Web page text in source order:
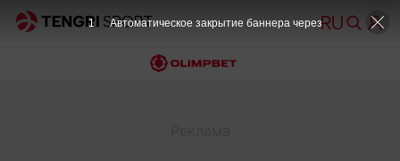
1 Автоматическое закрытие баннера через